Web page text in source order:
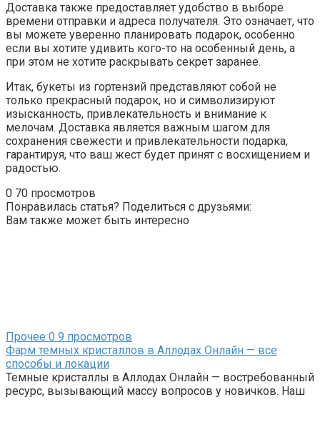
Доставка также предоставляет удобство в выборе
времени отправки и адреса получателя. Это означает, что
вы можете уверенно планировать подарок, особенно
если вы хотите удивить кого-то на особенный день, а
при этом не хотите раскрывать секрет заранее.
Итак, букеты из гортензий представляют собой не
только прекрасный подарок, но и символизируют
изысканность, привлекательность и внимание к
мелочам. Доставка является важным шагом для
сохранения свежести и привлекательности подарка,
гарантируя, что ваш жест будет принят с восхищением и
радостью.
0 70 просмотров
Понравилась статья? Поделиться с друзьями:
Вам также может быть интересно
Прочее 0 9 просмотров
Фарм темных кристаллов в Аллодах Онлайн — все
способы и локации
Темные кристаллы в Аллодах Онлайн — востребованный
ресурс, вызывающий массу вопросов у новичков. Наш